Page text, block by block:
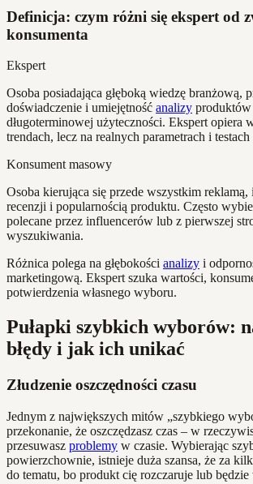
Definicja: czym różni się ekspert od
konsumenta
Ekspert
Osoba posiadająca głęboką wiedzę branżową,
doświadczenie i umiejętność analizy
długoterminowej użyteczności. Ekspert opiera
trendach, lecz na realnych parametrach i
Konsument masowy
Osoba kierująca się przede wszystkim
recenzji i popularnością produktu. Często
polecane przez influencerów lub z pierwszej
wyszukiwania.
Różnica polega na głębokości analizy i
marketingową. Ekspert szuka wartości,
potwierdzenia własnego wyboru.
Pułapki szybkich wyborów:
błędy i jak ich unikać
Złudzenie oszczędności czasu
Jednym z największych mitów „szybkiego
przekonanie, że oszczędzasz czas – w
przesuwasz problemy w czasie. Wybierając
powierzchownie, istnieje duża szansa, że za
do tematu, bo produkt cię rozczaruje lub będzie